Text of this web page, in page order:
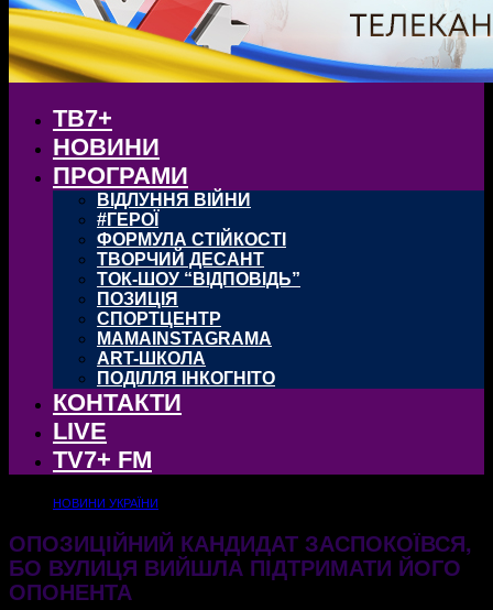
ТВ7+
НОВИНИ
ПРОГРАМИ
ВІДЛУННЯ ВІЙНИ
#ГЕРОЇ
ФОРМУЛА СТІЙКОСТІ
ТВОРЧИЙ ДЕСАНТ
ТОК-ШОУ “ВІДПОВІДЬ”
ПОЗИЦІЯ
СПОРТЦЕНТР
MAMAINSTAGRAMA
ART-ШКОЛА
ПОДІЛЛЯ ІНКОГНІТО
КОНТАКТИ
LIVE
TV7+ FM
НОВИНИ УКРАЇНИ
ОПОЗИЦІЙНИЙ КАНДИДАТ ЗАСПОКОЇВСЯ,
БО ВУЛИЦЯ ВИЙШЛА ПІДТРИМАТИ ЙОГО
ОПОНЕНТА